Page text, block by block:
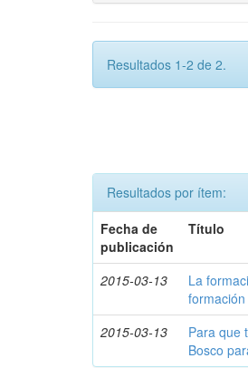
Resultados 1-2 de 2.
Resultados por ítem:
Fecha de
publicación
Título
2015-03-13
La
2015-03-13
Para que
Bosco